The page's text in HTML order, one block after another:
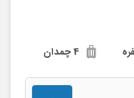
4 چمدان